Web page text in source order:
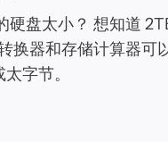
盘太小？ 想知道
换器和存储计算器可
字节。